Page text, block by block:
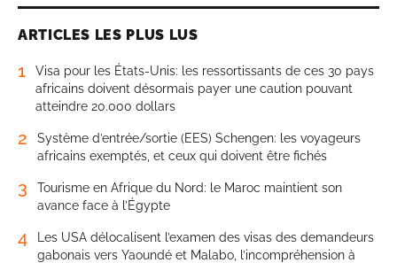
ARTICLES LES PLUS LUS
1
Visa pour les États-Unis: les ressortissants de ces 30 pays
africains doivent désormais payer une caution pouvant
atteindre 20.000 dollars
2
Système d’entrée/sortie (EES) Schengen: les voyageurs
africains exemptés, et ceux qui doivent être fichés
3
Tourisme en Afrique du Nord: le Maroc maintient son
avance face à l’Égypte
4
Les USA délocalisent l’examen des visas des demandeurs
gabonais vers Yaoundé et Malabo, l’incompréhension à